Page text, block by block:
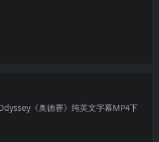
《奥德赛》纯英文字幕MP4下